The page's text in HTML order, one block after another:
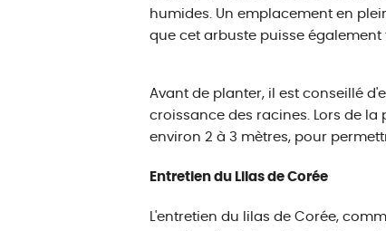
humides. Un emplacement en
que cet arbuste puisse
Avant de planter, il est conseillé
croissance des racines. Lors de
environ 2 à 3 mètres, pour
Entretien du Lilas de Corée
L'entretien du lilas de Corée,